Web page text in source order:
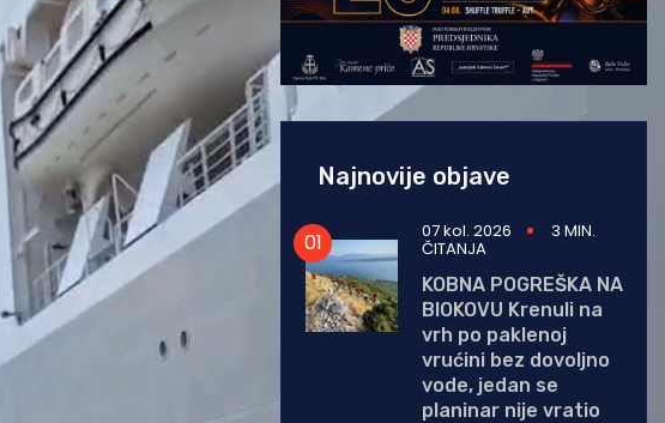
Najnovije objave
07 kol. 2026 3 MIN.
ČITANJA
KOBNA POGREŠKA NA
BIOKOVU Krenuli na
vrh po paklenoj
vrućini bez dovoljno
vode, jedan se
planinar nije vratio